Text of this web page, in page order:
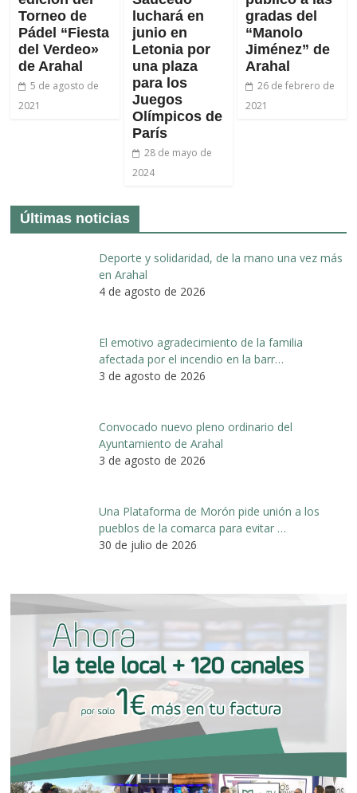
Torneo de
Pádel “Fiesta
del Verdeo»
de Arahal
5 de agosto de
2021
luchará en
junio en
Letonia por
una plaza
para los
Juegos
Olímpicos de
París
28 de mayo de
2024
gradas del
“Manolo
Jiménez” de
Arahal
26 de febrero de
2021
Últimas noticias
Deporte y solidaridad, de la mano una vez más
en Arahal
4 de agosto de 2026
El emotivo agradecimiento de la familia
afectada por el incendio en la barr…
3 de agosto de 2026
Convocado nuevo pleno ordinario del
Ayuntamiento de Arahal
3 de agosto de 2026
Una Plataforma de Morón pide unión a los
pueblos de la comarca para evitar …
30 de julio de 2026